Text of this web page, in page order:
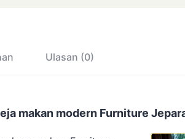
Ulasan (0)
makan modern Furniture